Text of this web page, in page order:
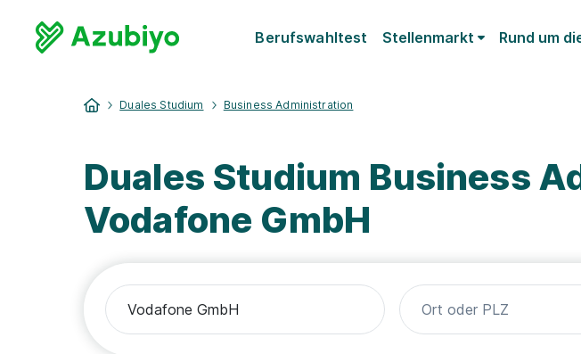
Berufswahltest Stellenmarkt Rund um
Duales Studium Business Administration
Duales Studium Business
Vodafone GmbH